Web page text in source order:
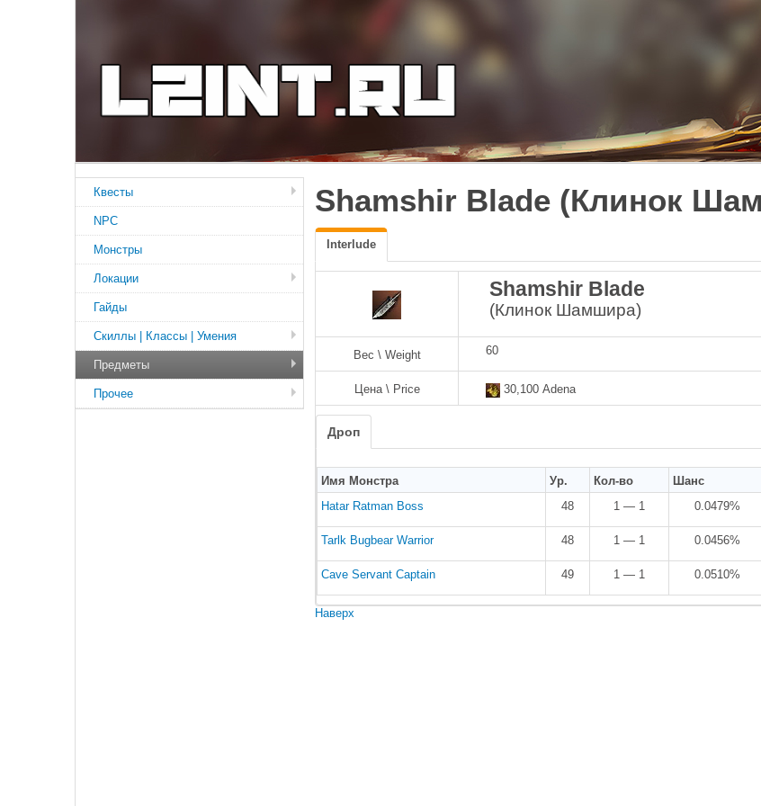
Shamshir Blade (Клинок
Interlude
Shamshir Blade
(Клинок Шамшира)
Вес \ Weight 60
Цена \ Price 30,100 Adena
Дроп
Имя Монстра Ур. Кол-во
Шанс
Hatar Ratman Boss
48 1 — 1 0.0479%
Tarlk Bugbear Warrior 48 1 — 1 0.0456%
Cave Servant Captain 49 1 — 1 0.0510%
Наверх
Квесты
NPC
Монстры
Локации
Гайды
Скиллы | Классы | Умения
Предметы
Прочее